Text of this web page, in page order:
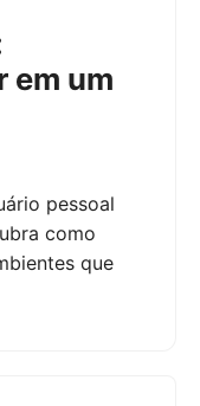
em um
pessoal
como
que